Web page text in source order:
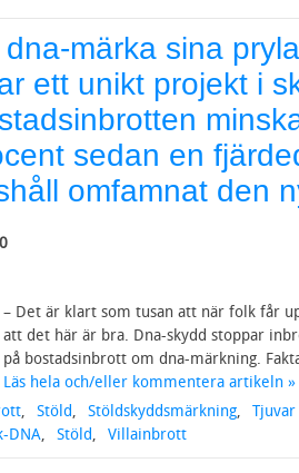
märka sina
ett unikt projekt i
sedan en
omfamnat den
– Det är klart som tusan att när folk får
att det här är bra. Dna-skydd stoppar
på bostadsinbrott om dna-märkning.
Läs hela och/eller kommentera artikeln »
, Stöld, Stöldskyddsmärkning,
Tjuvar
DNA, Stöld, Villainbrott